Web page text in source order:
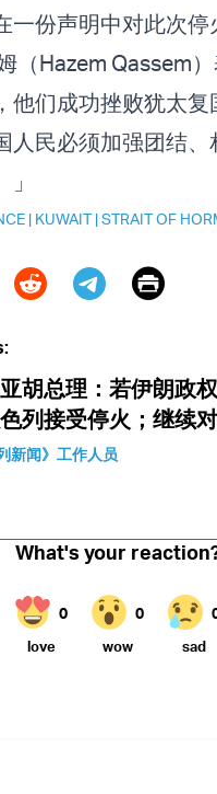
份声明中对此次停
（Hazem Qassem
们成功挫败犹太复
人民必须加强团结
| KUWAIT|STRAIT OF
Print
胡总理：若伊朗政
列接受停火；继续
新闻》工作人员